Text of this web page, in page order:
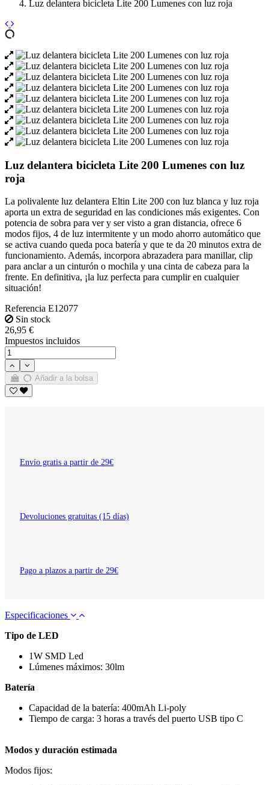
Luz delantera bicicleta Lite 200 Lumenes con luz roja
Luz delantera bicicleta Lite 200 Lumenes con luz
roja
La polivalente luz delantera Eltin Lite 200 con luz blanca y luz roja
aporta un extra de seguridad en las condiciones más exigentes. Con
potencia de sobra para ver y ser visto a gran distancia, ofrece 6
modos fijos, 4 de luz intermitente y un modo ahorro automático que
se activa cuando queda poca batería y que te da 20 minutos extra de
funcionamiento. Además, incorpora abrazadera para manillar, clip
para anclar a un cinturón o mochila y una cinta de cabeza para la
frente. En definitiva, ¡la luz perfecta para cumplir en cualquier
situación!
Referencia E12077
Sin stock
26,95 €
Impuestos incluidos
Añadir a la bolsa
Envío gratis a partir de 29€
Devoluciones gratuitas (15 días)
Pago a plazos a partir de 29€
Especificaciones
Tipo de LED
1W SMD Led
Lúmenes máximos: 30lm
Batería
Capacidad de la batería: 400mAh Li-poly
Tiempo de carga: 3 horas a través del puerto USB tipo C
Modos y duración estimada
Modos fijos: